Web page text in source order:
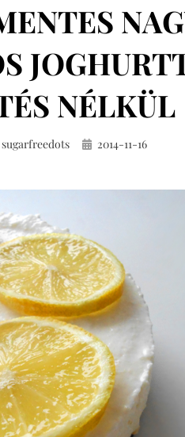
NÉLKÜL
sugarfreedots Közzétéve
2014-11-16